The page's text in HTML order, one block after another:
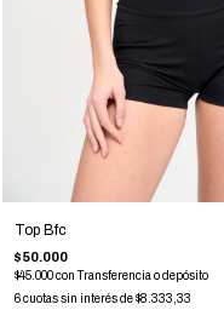
Top Bfc
$50.000
$45.000con Transferencia o depósito
6 cuotas sin interés de$8.333,33